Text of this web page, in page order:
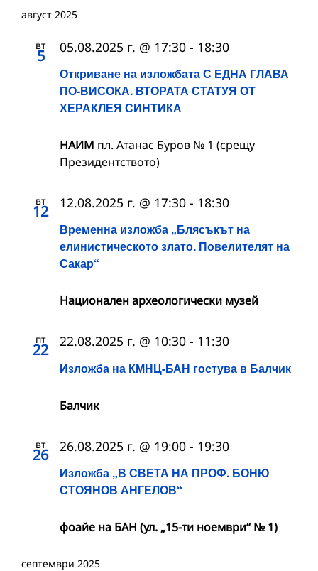
август 2025
вт
5
Откриване на изложбата С ЕДНА ГЛАВА
ПО-ВИСОКА. ВТОРАТА СТАТУЯ ОТ
ХЕРАКЛЕЯ СИНТИКА
05.08.2025 г. @ 17:30 - 18:30
НАИМ пл. Атанас Буров № 1 (срещу
Президентството)
вт
12
Временна изложба „Блясъкът на
елинистическото злато. Повелителят на
Сакар“
12.08.2025 г. @ 17:30 - 18:30
Национален археологически музей
пт
22
Изложба на КМНЦ-БАН гостува в Балчик
22.08.2025 г. @ 10:30 - 11:30
Балчик
вт
26
Изложба „В СВЕТА НА ПРОФ. БОНЮ
СТОЯНОВ АНГЕЛОВ“
26.08.2025 г. @ 19:00 - 19:30
фоайе на БАН (ул. „15-ти ноември“ № 1)
септември 2025